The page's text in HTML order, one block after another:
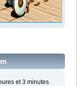
et 3 minutes.